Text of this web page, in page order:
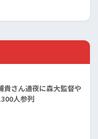
貴さん通夜に森大監督や
人参列